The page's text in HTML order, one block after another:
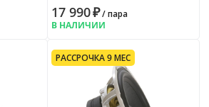
17 990₽/ пара
В НАЛИЧИИ
РАССРОЧКА 9 МЕС